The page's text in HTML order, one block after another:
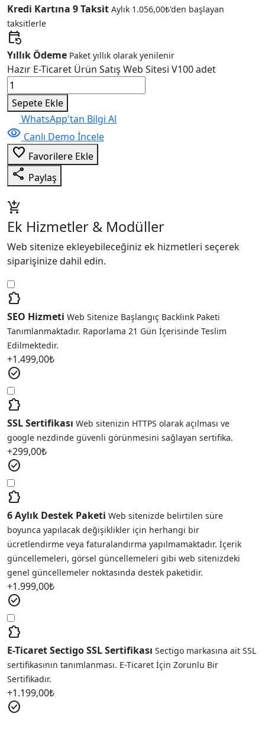
Kredi Kartına 9 Taksit Aylık 1.056,00₺'den başlayan
taksitlerle
event_repeat
Yıllık Ödeme Paket yıllık olarak yenilenir
Hazır E-Ticaret Ürün Satış Web Sitesi V100 adet
Sepete Ekle
WhatsApp'tan Bilgi Al
visibility Canlı Demo İncele
favorite_border Favorilere Ekle
share Paylaş
add_shopping_cart
Ek Hizmetler & Modüller
Web sitenize ekleyebileceğiniz ek hizmetleri seçerek
siparişinize dahil edin.
extension
SEO Hizmeti Web Sitenize Başlangıç Backlink Paketi
Tanımlanmaktadır. Raporlama 21 Gün İçerisinde Teslim
Edilmektedir.
+1.499,00₺
check_circle
extension
SSL Sertifikası Web sitenizin HTTPS olarak açılması ve
google nezdinde güvenli görünmesini sağlayan sertifika.
+299,00₺
check_circle
extension
6 Aylık Destek Paketi Web sitenizde belirtilen süre
boyunca yapılacak değişiklikler için herhangi bir
ücretlendirme veya faturalandırma yapılmamaktadır. İçerik
güncellemeleri, görsel güncellemeleri gibi web sitenizdeki
genel güncellemeler noktasında destek paketidir.
+1.999,00₺
check_circle
extension
E-Ticaret Sectigo SSL Sertifikası Sectigo markasına ait SSL
sertifikasının tanımlanması. E-Ticaret İçin Zorunlu Bir
Sertifikadır.
+1.199,00₺
check_circle